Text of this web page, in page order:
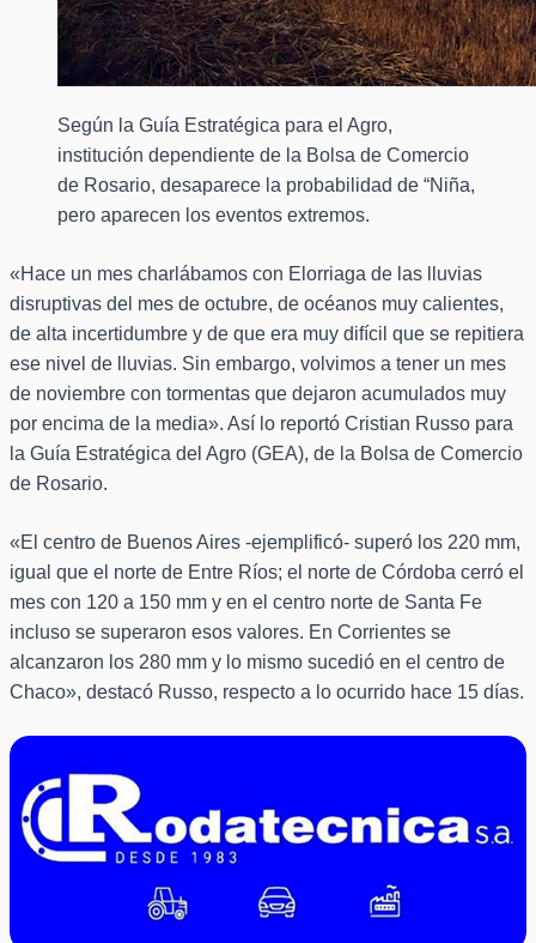
Según la Guía Estratégica para el Agro,
institución dependiente de la Bolsa de Comercio
de Rosario, desaparece la probabilidad de “Niña,
pero aparecen los eventos extremos.
«Hace un mes charlábamos con Elorriaga de las lluvias
disruptivas del mes de octubre, de océanos muy calientes,
de alta incertidumbre y de que era muy difícil que se repitiera
ese nivel de lluvias. Sin embargo, volvimos a tener un mes
de noviembre con tormentas que dejaron acumulados muy
por encima de la media». Así lo reportó Cristian Russo para
la Guía Estratégica del Agro (GEA), de la Bolsa de Comercio
de Rosario.
«El centro de Buenos Aires -ejemplificó- superó los 220 mm,
igual que el norte de Entre Ríos; el norte de Córdoba cerró el
mes con 120 a 150 mm y en el centro norte de Santa Fe
incluso se superaron esos valores. En Corrientes se
alcanzaron los 280 mm y lo mismo sucedió en el centro de
Chaco», destacó Russo, respecto a lo ocurrido hace 15 días.